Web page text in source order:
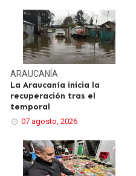
ARAUCANÍA
La Araucanía inicia la
recuperación tras el
temporal
07 agosto, 2026